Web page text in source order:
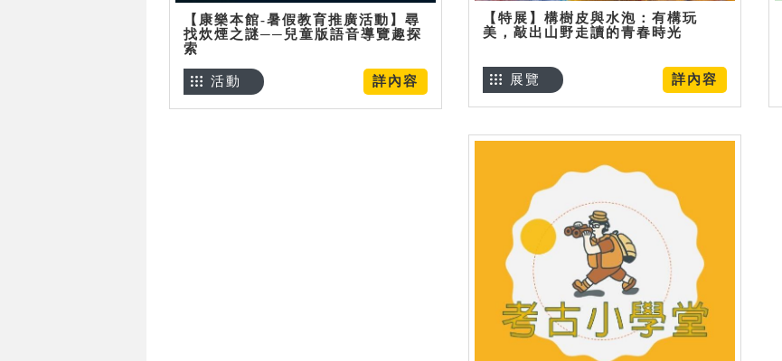
【康樂本館-暑假教育推廣活動】尋
找炊煙之謎──兒童版語音導覽趣探
索
詳內容
活動
【特展】構樹皮與水泡：有構玩
美，敲出山野走讀的青春時光
詳內容
展覽